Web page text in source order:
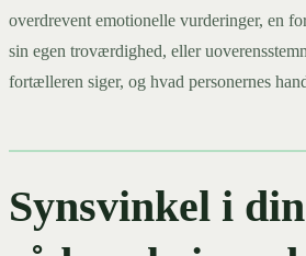
overdrevent emotionelle vurderinger, en
sin egen troværdighed, eller
fortælleren siger, og hvad personernes
Synsvinkel i